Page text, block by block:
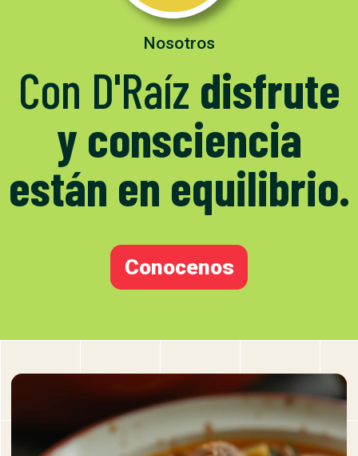
Nosotros
Con D'Raíz disfrute
y consciencia
están en equilibrio.
Conocenos